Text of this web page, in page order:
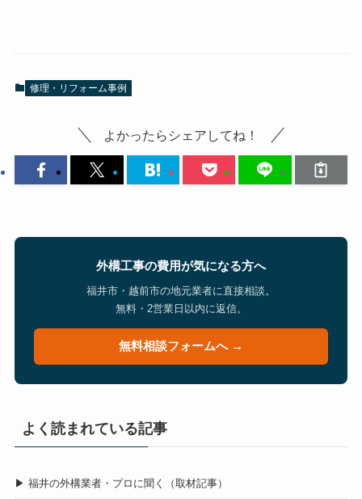
修理・リフォーム事例
よかったらシェアしてね！
外構工事の費用が気になる方へ
福井市・越前市の地元業者に直接相談。
無料・2営業日以内に返信。
無料相談フォームへ →
よく読まれている記事
▶ 福井の外構業者・プロに聞く（取材記事）